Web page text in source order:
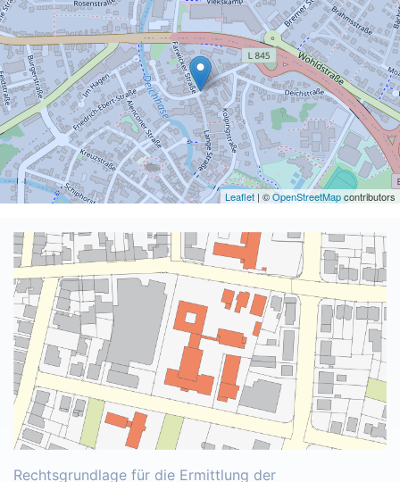
Leaflet | ©OpenStreetMapcontributors
Rechtsgrundlage für die Ermittlung der